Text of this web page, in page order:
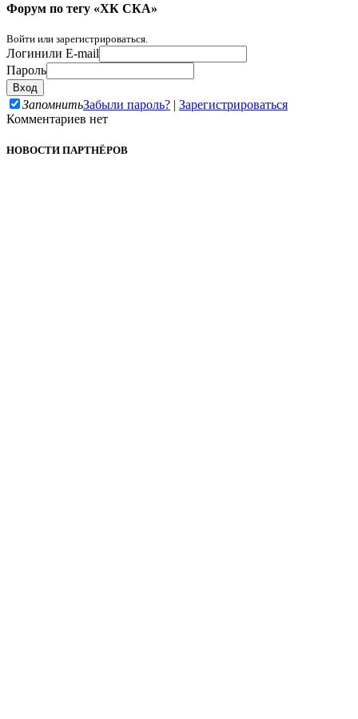
Форум по тегу «ХК СКА»
Войти или зарегистрироваться.
Логинили E-mail
Пароль
ЗапомнитьЗабыли пароль? | Зарегистрироваться
Комментариев нет
НОВОСТИ ПАРТНЁРОВ